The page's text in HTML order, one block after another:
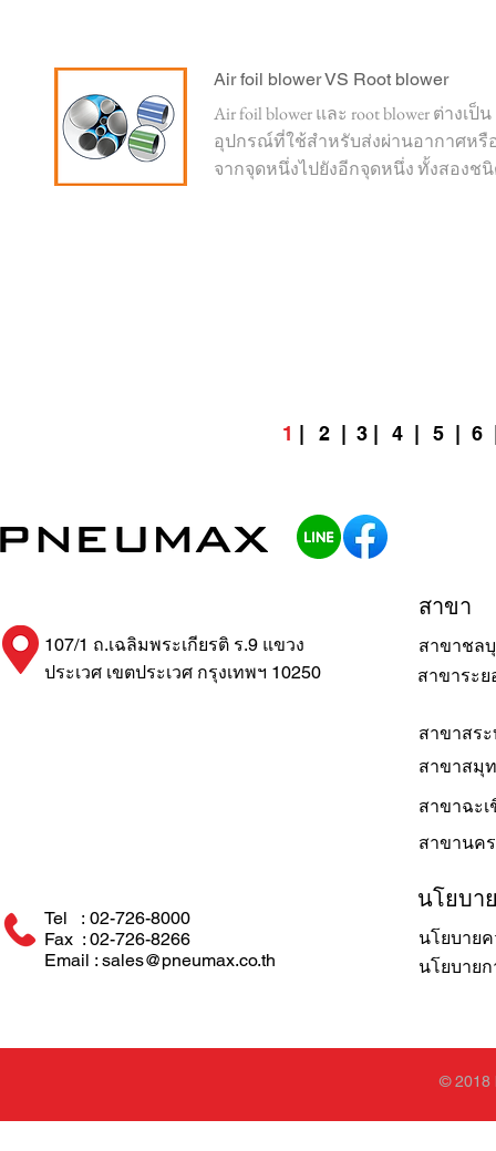
Air foil blower VS Root blower
Air foil blower และ root blower ต่างเป็น
อุปกรณ์ที่ใช้สำหรับส่งผ่านอากาศหรื
จากจุดหนึ่งไปยังอีกจุดหนึ่ง ทั้งสองช
1 2 3 | 4 5 | 6
สาขาระย
107/1 ถ.เฉลิมพระเกียรติ ร.9 แขวง
ประเวศ เขตประเวศ กรุงเทพฯ 10250
สาขา
สาขาสร
สาขาชล
สาขาสมุ
สาขาฉะเ
สาขานค
Tel : 02-726-8000
Fax : 02-726-8266
Email : sales@pneumax.co.th
นโยบา
นโยบาย
นโยบาย
© 2018